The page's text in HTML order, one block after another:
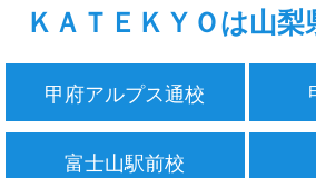
ＫＡＴＥＫＹＯは山
甲府アルプス通校
富士山駅前校